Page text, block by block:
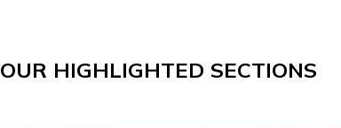
OUR HIGHLIGHTED SECTIONS